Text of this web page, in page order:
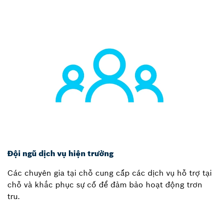
Đội ngũ dịch vụ hiện trường
Các chuyên gia tại chỗ cung cấp các dịch vụ hỗ trợ tại
chỗ và khắc phục sự cố để đảm bảo hoạt động trơn
tru.